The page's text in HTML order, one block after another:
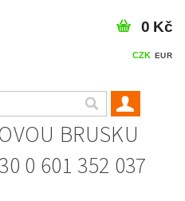
CZK EUR
0 Kč
BRUSKU
0 601 352 037